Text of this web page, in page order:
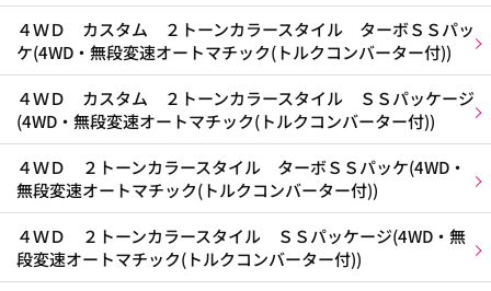
４ＷＤ カスタム ２トーンカラースタイル ターボＳＳパッ
ケ(4WD・無段変速オートマチック(トルクコンバーター付))
４ＷＤ カスタム ２トーンカラースタイル ＳＳパッケージ
(4WD・無段変速オートマチック(トルクコンバーター付))
４ＷＤ ２トーンカラースタイル ターボＳＳパッケ(4WD・
無段変速オートマチック(トルクコンバーター付))
４ＷＤ ２トーンカラースタイル ＳＳパッケージ(4WD・無
段変速オートマチック(トルクコンバーター付))